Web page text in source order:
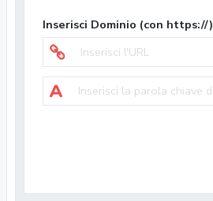
Inserisci Dominio (con https://)